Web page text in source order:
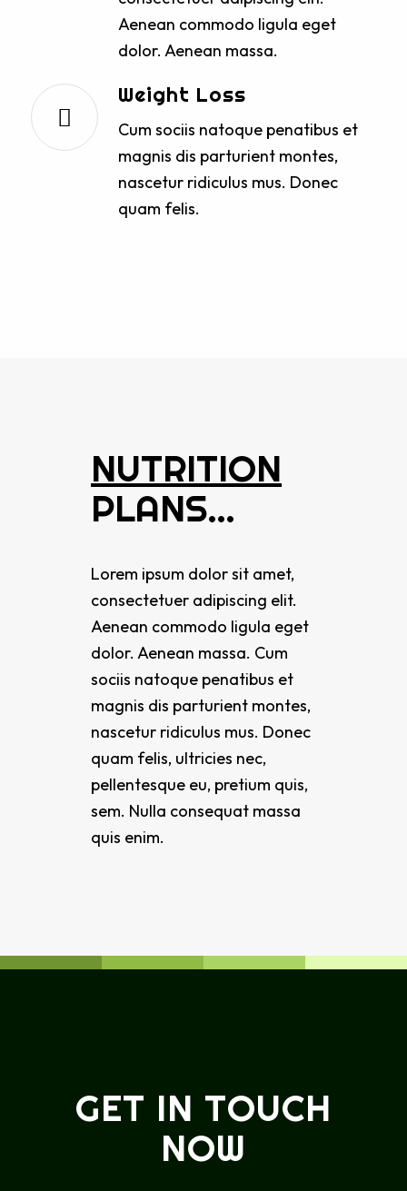
Aenean commodo ligula eget
dolor. Aenean massa.
Weight Loss
Cum sociis natoque penatibus et
magnis dis parturient montes,
nascetur ridiculus mus. Donec
quam felis.
NUTRITION
PLANS…
Lorem ipsum dolor sit amet,
consectetuer adipiscing elit.
Aenean commodo ligula eget
dolor. Aenean massa. Cum
sociis natoque penatibus et
magnis dis parturient montes,
nascetur ridiculus mus. Donec
quam felis, ultricies nec,
pellentesque eu, pretium quis,
sem. Nulla consequat massa
quis enim.
GET IN TOUCH
NOW